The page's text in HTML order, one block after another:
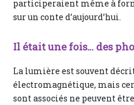
participeraient même à
sur un conte d’aujourd’hui.
Il était une fois… des
La lumière est souvent
électromagnétique, mais
sont associés ne peuvent